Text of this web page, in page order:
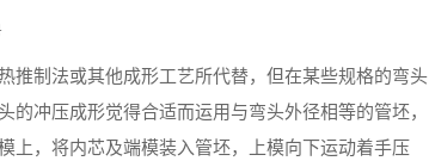
推制法或其他成形工艺所代替，但在某些规格的弯头
冲压成形觉得合适而运用与弯头外径相等的管坯，
上，将内芯及端模装入管坯，上模向下运动着手压